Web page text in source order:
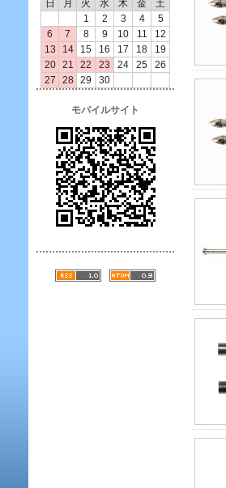
日
月 火 水 木 金
土
1
2 3 4
5
6
7 8 9 10 11
12
13
14 15 16 17 18
19
20
21 22 23 24 25
26
27
28 29 30
モバイルサイト